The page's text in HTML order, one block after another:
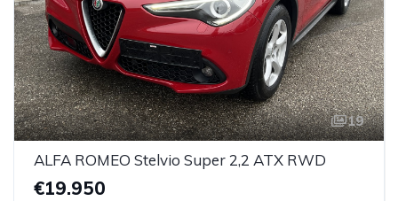
19
ALFA ROMEO Stelvio Super 2,2 ATX RWD
€19.950